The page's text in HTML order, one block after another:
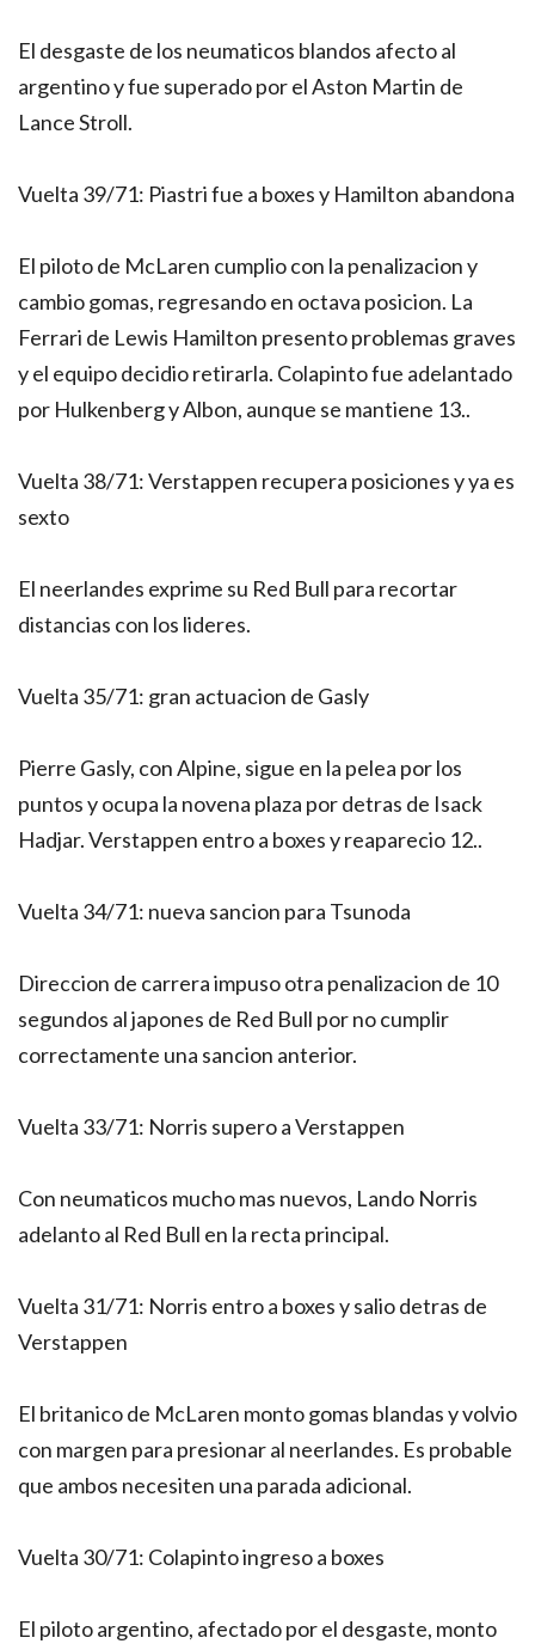
El desgaste de los neumaticos blandos afecto al
argentino y fue superado por el Aston Martin de
Lance Stroll.
Vuelta 39/71: Piastri fue a boxes y Hamilton abandona
El piloto de McLaren cumplio con la penalizacion y
cambio gomas, regresando en octava posicion. La
Ferrari de Lewis Hamilton presento problemas graves
y el equipo decidio retirarla. Colapinto fue adelantado
por Hulkenberg y Albon, aunque se mantiene 13..
Vuelta 38/71: Verstappen recupera posiciones y ya es
sexto
El neerlandes exprime su Red Bull para recortar
distancias con los lideres.
Vuelta 35/71: gran actuacion de Gasly
Pierre Gasly, con Alpine, sigue en la pelea por los
puntos y ocupa la novena plaza por detras de Isack
Hadjar. Verstappen entro a boxes y reaparecio 12..
Vuelta 34/71: nueva sancion para Tsunoda
Direccion de carrera impuso otra penalizacion de 10
segundos al japones de Red Bull por no cumplir
correctamente una sancion anterior.
Vuelta 33/71: Norris supero a Verstappen
Con neumaticos mucho mas nuevos, Lando Norris
adelanto al Red Bull en la recta principal.
Vuelta 31/71: Norris entro a boxes y salio detras de
Verstappen
El britanico de McLaren monto gomas blandas y volvio
con margen para presionar al neerlandes. Es probable
que ambos necesiten una parada adicional.
Vuelta 30/71: Colapinto ingreso a boxes
El piloto argentino, afectado por el desgaste, monto